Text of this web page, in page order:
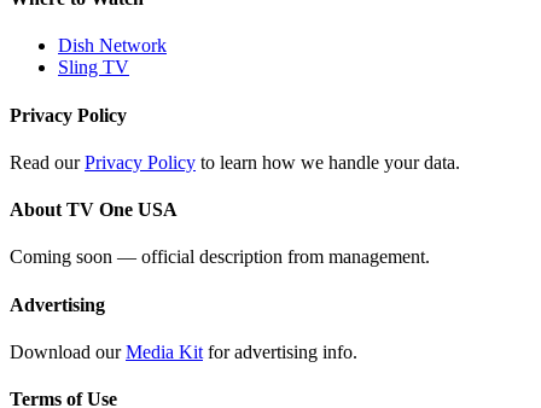
Dish Network
Sling TV
Privacy Policy
Read ourPrivacy Policy to learn how we handle your data.
About TV One USA
Coming soon — official description from management.
Advertising
Download ourMedia Kit for advertising info.
Terms of Use